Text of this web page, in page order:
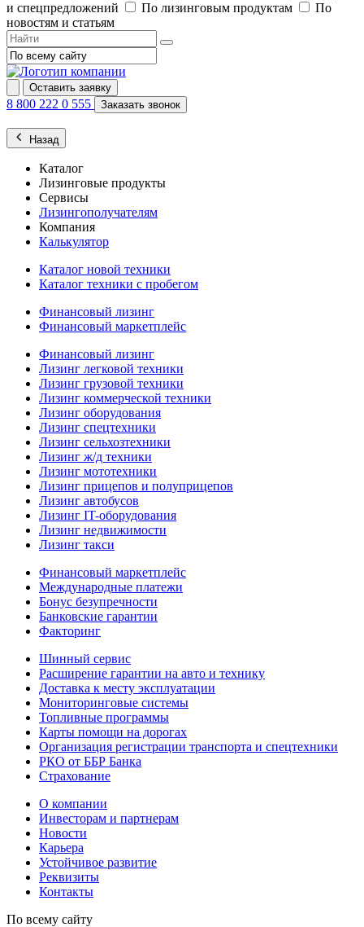
и спецпредложений
По лизинговым продуктам
По
новостям и статьям
Оставить заявку
8 800 222 0 555 Заказать звонок
Назад
Каталог
Лизинговые продукты
Сервисы
Лизингополучателям
Компания
Калькулятор
Каталог новой техники
Каталог техники с пробегом
Финансовый лизинг
Финансовый маркетплейс
Финансовый лизинг
Лизинг легковой техники
Лизинг грузовой техники
Лизинг коммерческой техники
Лизинг оборудования
Лизинг спецтехники
Лизинг сельхозтехники
Лизинг ж/д техники
Лизинг мототехники
Лизинг прицепов и полуприцепов
Лизинг автобусов
Лизинг IT-оборудования
Лизинг недвижимости
Лизинг такси
Финансовый маркетплейс
Международные платежи
Бонус безупречности
Банковские гарантии
Факторинг
Шинный сервис
Расширение гарантии на авто и технику
Доставка к месту эксплуатации
Мониторинговые системы
Топливные программы
Карты помощи на дорогах
Организация регистрации транспорта и спецтехники
РКО от ББР Банка
Страхование
О компании
Инвесторам и партнерам
Новости
Карьера
Устойчивое развитие
Реквизиты
Контакты
По всему сайту